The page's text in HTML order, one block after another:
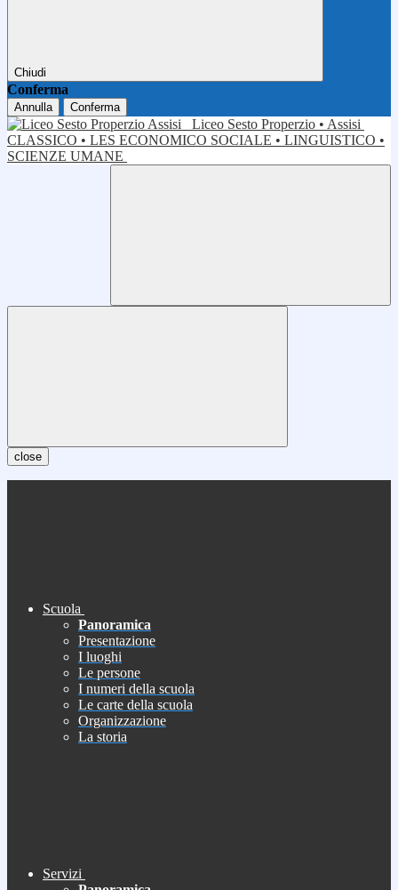
Chiudi
Conferma
Annulla Conferma
Liceo Sesto Properzio • Assisi
CLASSICO • LES ECONOMICO SOCIALE • LINGUISTICO •
SCIENZE UMANE
close
Scuola
Panoramica
Presentazione
I luoghi
Le persone
I numeri della scuola
Le carte della scuola
Organizzazione
La storia
Servizi